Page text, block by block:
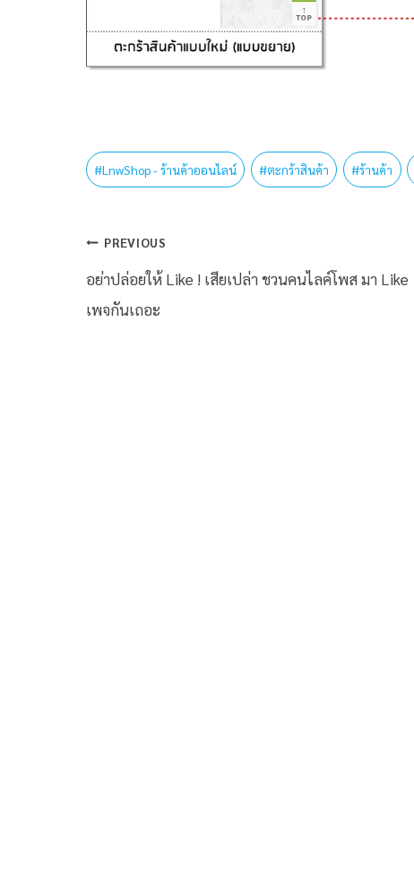
#LnwShop - ร้านค้าออนไลน์ #ตะกร้าสินค้า #ร้านค้า
PREVIOUS
อย่าปล่อยให้ Like ! เสียเปล่า ชวนคนไลค์โพส มา Like
เพจกันเถอะ